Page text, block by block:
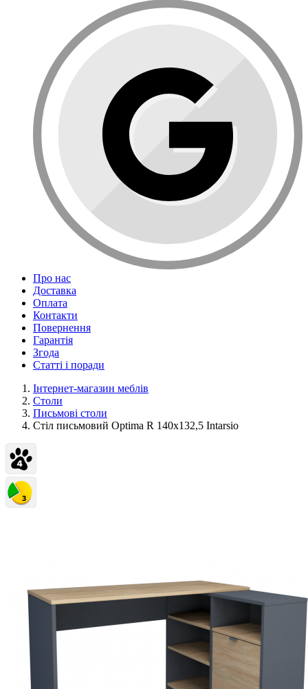
Про нас
Доставка
Оплата
Контакти
Повернення
Гарантія
Згода
Статті і поради
Інтернет-магазин меблів
Столи
Письмові столи
Стіл письмовий Optima R 140х132,5 Intarsio